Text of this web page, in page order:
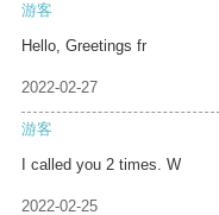
游客
Hello, Greetings fr
2022-02-27
游客
I called you 2 times. W
2022-02-25